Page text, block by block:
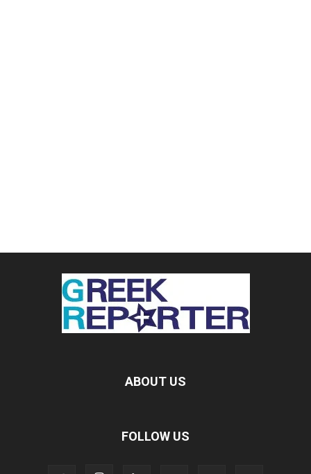
ABOUT US
FOLLOW US